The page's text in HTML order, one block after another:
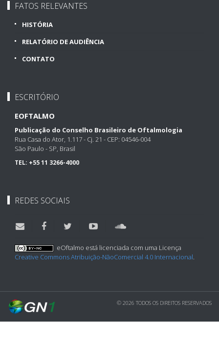
FATOS RELEVANTES
HISTÓRIA
RELATÓRIO DE AUDIÊNCIA
CONTATO
ESCRITÓRIO
EOFTALMO
Publicação do Conselho Brasileiro de Oftalmologia
Rua Casa do Ator, 1.117 - Cj. 21 - CEP: 04546-004
São Paulo - SP, Brasil
TEL: +55 11 3266-4000
REDES SOCIAIS
eOftalmo está licenciada com uma Licença
Creative Commons Atribuição-NãoComercial 4.0 Internacional.
© 2026 TODOS OS DIREITOS RESERVADOS